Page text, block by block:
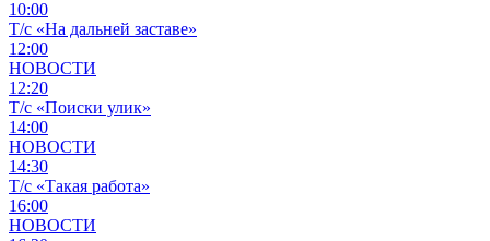
10:00
Т/с «На дальней заставе»
12:00
НОВОСТИ
12:20
Т/с «Поиски улик»
14:00
НОВОСТИ
14:30
Т/с «Такая работа»
16:00
НОВОСТИ